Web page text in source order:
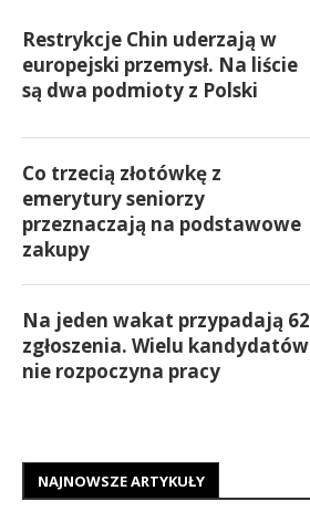
Restrykcje Chin uderzają w
europejski przemysł. Na liście
są dwa podmioty z Polski
Co trzecią złotówkę z
emerytury seniorzy
przeznaczają na podstawowe
zakupy
Na jeden wakat przypadają 62
zgłoszenia. Wielu kandydatów
nie rozpoczyna pracy
NAJNOWSZE ARTYKUŁY